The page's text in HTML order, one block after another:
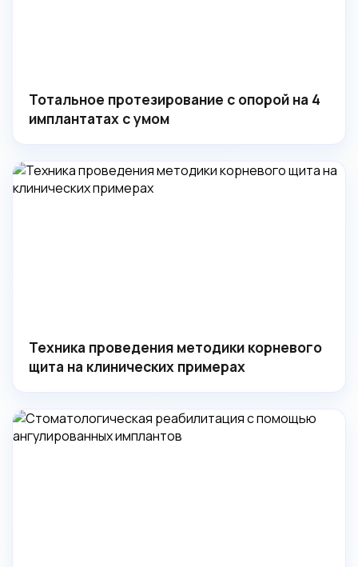
Тотальное протезирование с опорой на 4
имплантатах с умом
Техника проведения методики корневого
щита на клинических примерах